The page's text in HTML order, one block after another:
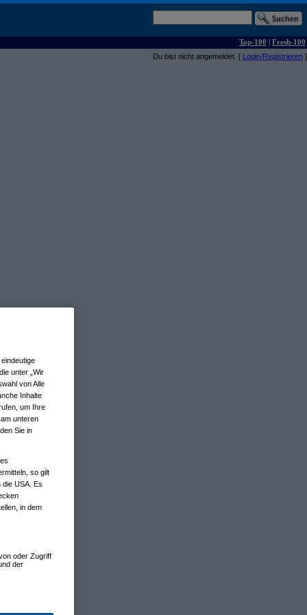
Top-100 | Fresh-100
Du bist nicht angemeldet. [ Login/Registrieren ]
unter „Wir
von Alle
Inhalte
um Ihre
unteren
Sie in
so gilt
die USA. Es
in dem
oder Zugriff
der